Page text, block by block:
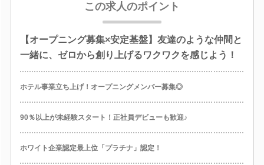
この求人のポイント
【オープニング募集×安定基盤】友達のような仲間と
一緒に、ゼロから創り上げるワクワクを感じよう！
ホテル事業立ち上げ！オープニングメンバー募集◎
90％以上が未経験スタート！正社員デビューも歓迎♪
ホワイト企業認定最上位「プラチナ」認定！